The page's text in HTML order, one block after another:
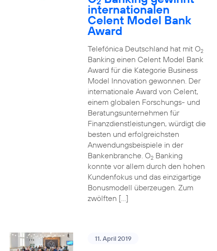
internationalen
Celent Model Bank
Award
Telefónica Deutschland hat mit O2
Banking einen Celent Model Bank
Award für die Kategorie Business
Model Innovation gewonnen. Der
internationale Award von Celent,
einem globalen Forschungs- und
Beratungsunternehmen für
Finanzdienstleistungen, würdigt die
besten und erfolgreichsten
Anwendungsbeispiele in der
Bankenbranche. O2Banking
konnte vor allem durch den hohen
Kundenfokus und das einzigartige
Bonusmodell überzeugen. Zum
zwölften […]
11. April 2019